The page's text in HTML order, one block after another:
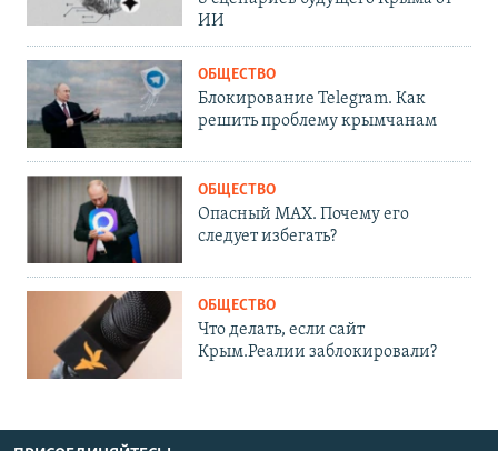
ИИ
ОБЩЕСТВО
Блокирование Telegram. Как
решить проблему крымчанам
ОБЩЕСТВО
Опасный MAX. Почему его
следует избегать?
ОБЩЕСТВО
Что делать, если сайт
Крым.Реалии заблокировали?